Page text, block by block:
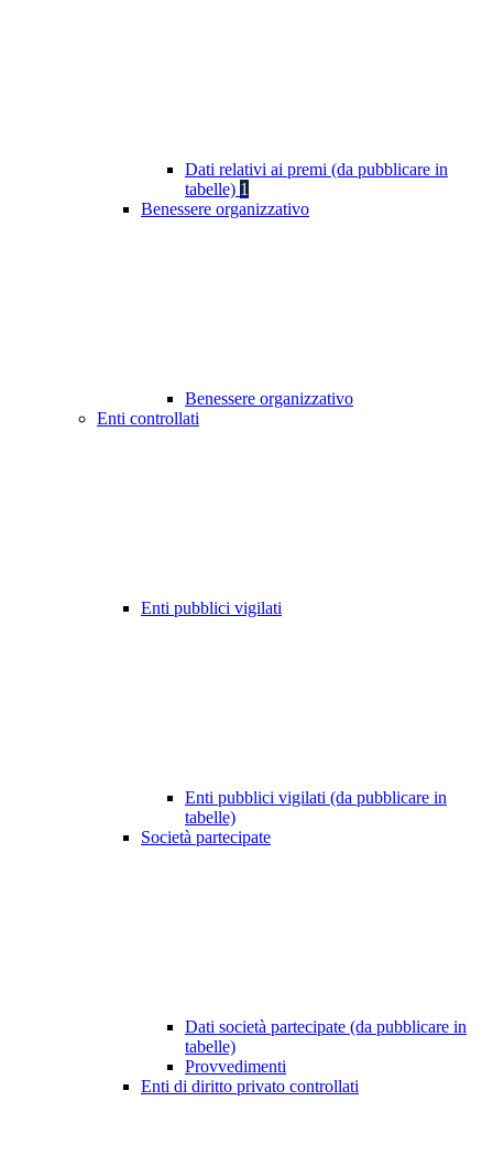
Dati relativi ai premi (da pubblicare in
tabelle) 1
Benessere organizzativo
Benessere organizzativo
Enti controllati
Enti pubblici vigilati
Enti pubblici vigilati (da pubblicare in
tabelle)
Società partecipate
Dati società partecipate (da pubblicare in
tabelle)
Provvedimenti
Enti di diritto privato controllati